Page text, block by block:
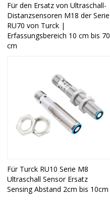
Für den Ersatz von Ultraschall-
Distanzsensoren M18 der Serie
RU70 von Turck |
Erfassungsbereich 10 cm bis 70
cm
Für Turck RU10 Serie M8
Ultraschall Sensor Ersatz
Sensing Abstand 2cm bis 10cm